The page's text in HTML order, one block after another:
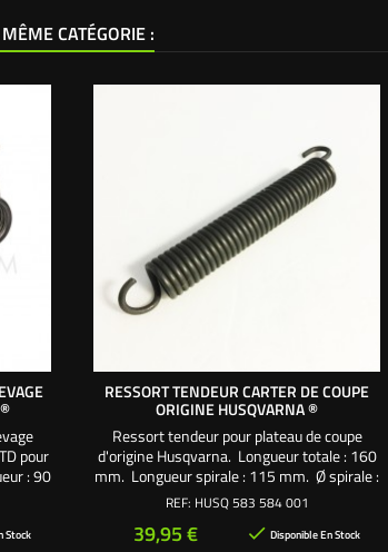
CATÉGORIE :
pour
: 90
Stock
RESSORT TENDEUR CARTER DE COUPE
ORIGINE HUSQVARNA ®
Ressort tendeur pour plateau de coupe
d'origine Husqvarna. Longueur totale : 160
mm. Longueur spirale : 115 mm. Ø spirale :
20 mm. Référence origine 583584001 /
532446205.
REF: HUSQ 583 584 001
Prix
39,95 €  Disponible En Stock